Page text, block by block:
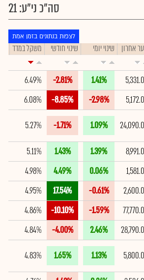
סה"כ ני"ע: 21
לצפות בנתונים בזמן אמת
אחרון שינוי יומי שינוי חודשי משקל במדד
1.41%
-2.81%
6.49%
-2.98%
-8.85%
6.08%
1.09%
-1.71%
5.27%
1.39%
1.43%
5.11%
0.06%
4.49%
4.98%
-0.61%
17.54%
4.95%
-1.59%
-10.10%
4.86%
2.46%
-4.00%
4.84%
1.13%
1.65%
4.83%